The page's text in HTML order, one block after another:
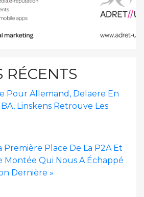
RÉCENTS
Pour Allemand, Delaere En
Linskens Retrouve Les
Première Place De La P2A Et
Montée Qui Nous A Échappé
Dernière »